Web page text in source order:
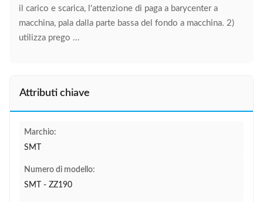
il carico e scarica, l'attenzione di paga a barycenter a
macchina, pala dalla parte bassa del fondo a macchina. 2)
utilizza prego ...
Attributi chiave
Marchio:
SMT
Numero di modello:
SMT - ZZ190